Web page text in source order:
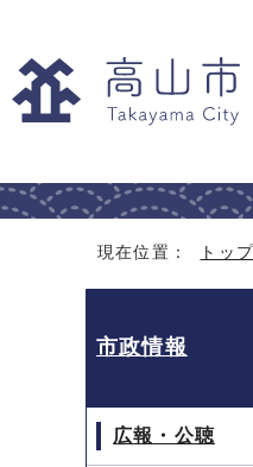
現在位置： トッ
市政情報
広報・公聴